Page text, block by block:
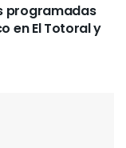
programadas
en El Totoral y